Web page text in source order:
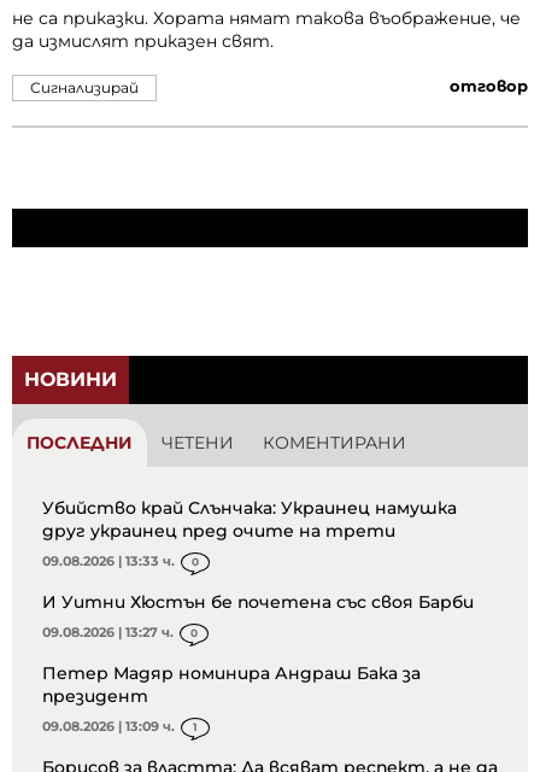
не са приказки. Хората нямат такова въображение, че
да измислят приказен свят.
отговор
Сигнализирай
НОВИНИ
ПОСЛЕДНИ ЧЕТЕНИ КОМЕНТИРАНИ
Убийство край Слънчака: Украинец намушка
друг украинец пред очите на трети
09.08.2026 | 13:33 ч. 0
И Уитни Хюстън бе почетена със своя Барби
09.08.2026 | 13:27 ч. 0
Петер Мадяр номинира Андраш Бака за
президент
09.08.2026 | 13:09 ч. 1
Борисов за властта: Да всяват респект, а не да